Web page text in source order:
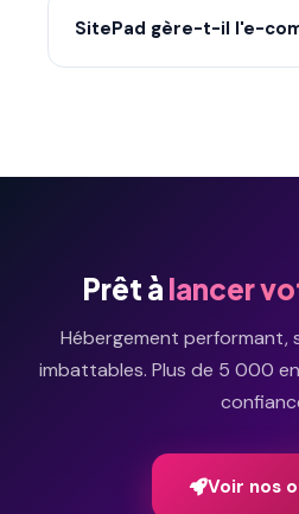
SitePad gère-t-il l'e-
Prêt à lancer
Hébergement
imbattables. Plus de 5 000
Voir nos